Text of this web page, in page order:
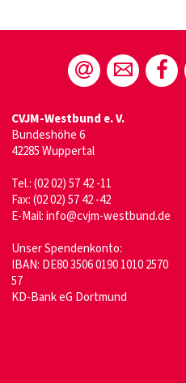
CVJM-Westbund e. V.
Bundeshöhe 6
42285 Wuppertal
Tel.: (02 02) 57 42 -11
Fax: (02 02) 57 42 -42
E-Mail:info@cvjm-westbund.de
Unser Spendenkonto:
IBAN: DE80 3506 0190 1010 2570
57
KD-Bank eG Dortmund